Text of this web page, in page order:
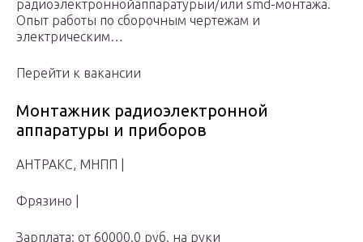
радиоэлектроннойаппаратурыи/или smd-монтажа.
Опыт работы по сборочным чертежам и
электрическим…
Перейти к вакансии
Монтажник радиоэлектронной
аппаратуры и приборов
АНТРАКС, МНПП |
Фрязино |
Зарплата: от 60000.0 руб. на руки